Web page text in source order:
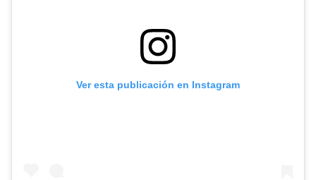
Ver esta publicación en Instagram